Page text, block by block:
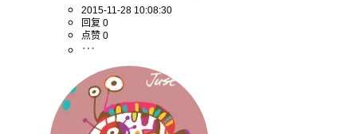
2015-11-28 10:08:30
回复 0
点赞 0